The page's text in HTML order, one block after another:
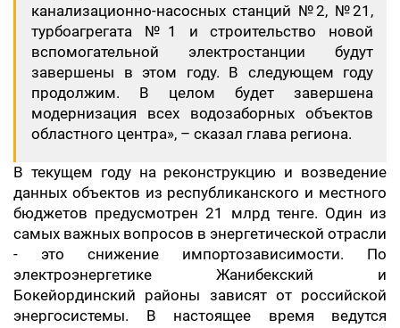
канализационно-насосных станций №2, №21,
турбоагрегата №1 и строительство новой
вспомогательной электростанции будут
завершены в этом году. В следующем году
продолжим. В целом будет завершена
модернизация всех водозаборных объектов
областного центра», – сказал глава региона.
В текущем году на реконструкцию и возведение
данных объектов из республиканского и местного
бюджетов предусмотрен 21 млрд тенге. Один из
самых важных вопросов в энергетической отрасли
- это снижение импортозависимости. По
электроэнергетике Жанибекский и
Бокейординский районы зависят от российской
энергосистемы. В настоящее время ведутся